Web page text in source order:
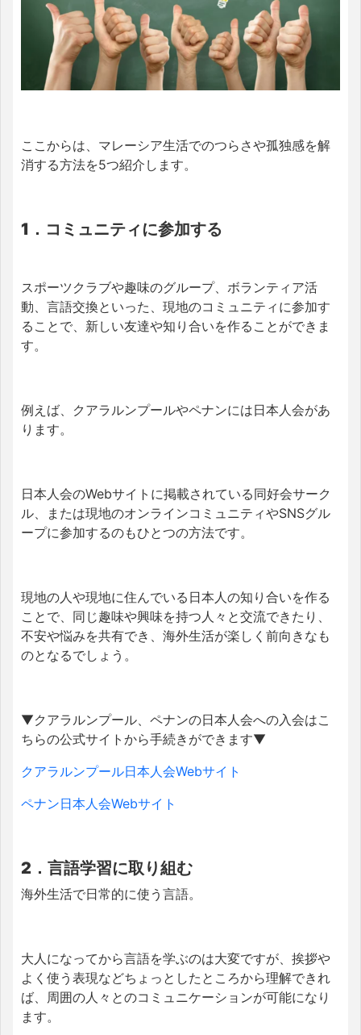
ここからは、マレーシア生活でのつらさや孤独感を解
消する方法を5つ紹介します。
1．コミュニティに参加する
スポーツクラブや趣味のグループ、ボランティア活
動、言語交換といった、現地のコミュニティに参加す
ることで、新しい友達や知り合いを作ることができま
す。
例えば、クアラルンプールやペナンには日本人会があ
ります。
日本人会のWebサイトに掲載されている同好会サーク
ル、または現地のオンラインコミュニティやSNSグル
ープに参加するのもひとつの方法です。
現地の人や現地に住んでいる日本人の知り合いを作る
ことで、同じ趣味や興味を持つ人々と交流できたり、
不安や悩みを共有でき、海外生活が楽しく前向きなも
のとなるでしょう。
▼クアラルンプール、ペナンの日本人会への入会はこ
ちらの公式サイトから手続きができます▼
クアラルンプール日本人会Webサイト
ペナン日本人会Webサイト
2．言語学習に取り組む
海外生活で日常的に使う言語。
大人になってから言語を学ぶのは大変ですが、挨拶や
よく使う表現などちょっとしたところから理解できれ
ば、周囲の人々とのコミュニケーションが可能になり
ます。